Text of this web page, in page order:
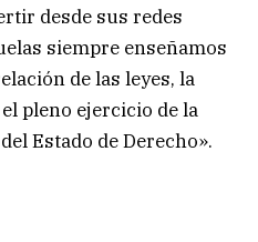
desde sus redes
siempre enseñamos
de las leyes, la
pleno ejercicio de la
Estado de Derecho».